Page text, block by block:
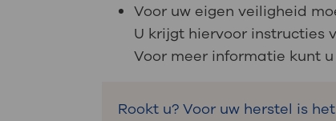
Voor uw eigen veiligheid
U krijgt hiervoor instructies
Voor meer informatie kunt
Rookt u? Voor uw herstel is